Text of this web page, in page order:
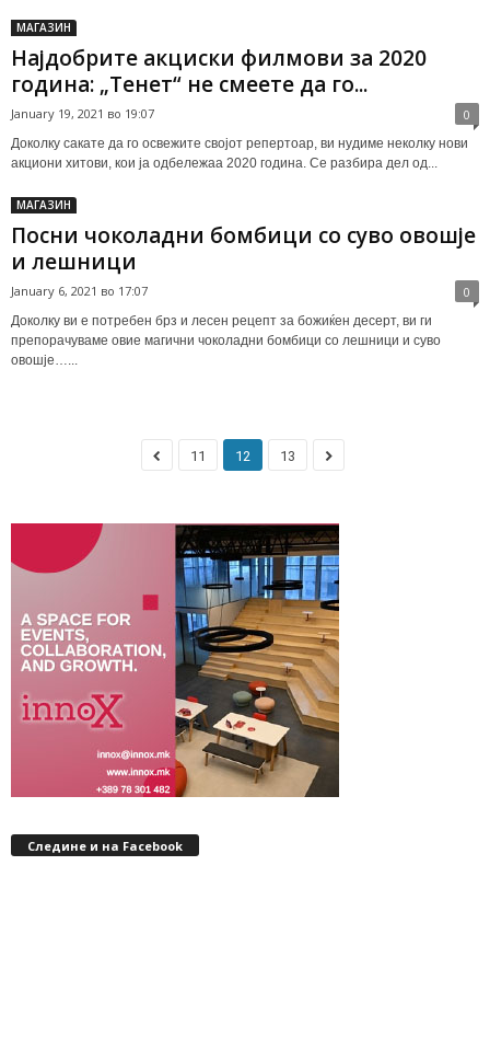
МАГАЗИН
Најдобрите акциски филмови за 2020
година: „Тенет“ не смеете да го...
January 19, 2021 во 19:07 0
Доколку сакате да го освежите својот репертоар, ви нудиме неколку нови
акциони хитови, кои ја одбележаа 2020 година. Се разбира дел од...
МАГАЗИН
Посни чоколадни бомбици со суво овошје
и лешници
January 6, 2021 во 17:07 0
Доколку ви е потребен брз и лесен рецепт за божиќен десерт, ви ги
препорачуваме овие магични чоколадни бомбици со лешници и суво
овошје…...
11 12 13
Следине и на Facebook